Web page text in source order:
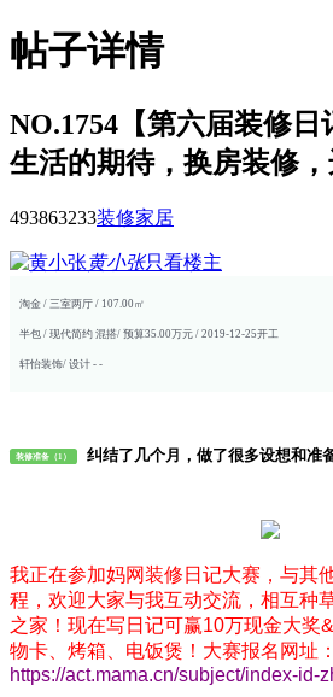
帖子详情
NO.1754【第六届装修
生活的期待，换房装修，
493863233装修家居
黄小张只看楼主
淘金 / 三室两厅 / 107.00㎡
半包 / 现代简约 混搭/ 预算35.00万元 / 2019-12-25开工
轩怡装饰/ 设计 - -
装修准备（1） 纠结了几个月，做了很多设想和准
我正在参加妈网装修日记大赛，与其
程，欢迎大家与我互动交流，相互种
之家！现在写日记可赢10万现金大奖
物卡、烤箱、电饭煲！大赛报名网址：
https://act.mama.cn/subject/index-id-